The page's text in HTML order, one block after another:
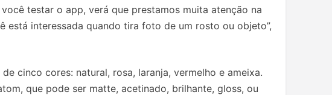
testar o app, verá que prestamos muita atenção na
interessada quando tira foto de um rosto ou objeto”,
cinco cores: natural, rosa, laranja, vermelho e ameixa.
que pode ser matte, acetinado, brilhante, gloss, ou